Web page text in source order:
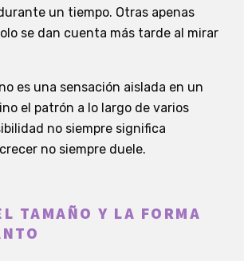
un tiempo. Otras apenas
se dan cuenta más tarde al mirar
es una sensación aislada en un
el patrón a lo largo de varios
no siempre significa
no siempre duele.
TAMAÑO Y LA FORMA